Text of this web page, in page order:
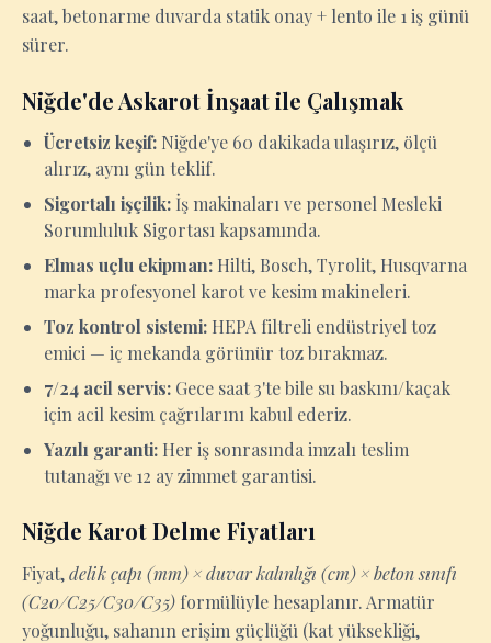
saat, betonarme duvarda statik onay + lento ile 1 iş günü
sürer.
Niğde'de Askarot İnşaat ile Çalışmak
Ücretsiz keşif: Niğde'ye 60 dakikada ulaşırız, ölçü
alırız, aynı gün teklif.
Sigortalı işçilik: İş makinaları ve personel Mesleki
Sorumluluk Sigortası kapsamında.
Elmas uçlu ekipman: Hilti, Bosch, Tyrolit, Husqvarna
marka profesyonel karot ve kesim makineleri.
Toz kontrol sistemi: HEPA filtreli endüstriyel toz
emici — iç mekanda görünür toz bırakmaz.
7/24 acil servis: Gece saat 3'te bile su baskını/kaçak
için acil kesim çağrılarını kabul ederiz.
Yazılı garanti: Her iş sonrasında imzalı teslim
tutanağı ve 12 ay zimmet garantisi.
Niğde Karot Delme Fiyatları
Fiyat,delik çapı (mm) × duvar kalınlığı (cm) × beton sınıfı
(C20/C25/C30/C35) formülüyle hesaplanır. Armatür
yoğunluğu, sahanın erişim güçlüğü (kat yüksekliği,